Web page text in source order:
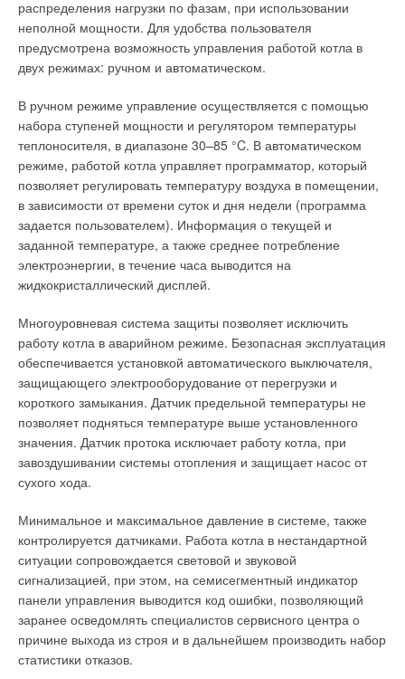
распределения нагрузки по фазам, при использовании
неполной мощности. Для удобства пользователя
предусмотрена возможность управления работой котла в
двух режимах: ручном и автоматическом.
В ручном режиме управление осуществляется с помощью
набора ступеней мощности и регулятором температуры
теплоносителя, в диапазоне 30–85 °C. В автоматическом
режиме, работой котла управляет программатор, который
позволяет регулировать температуру воздуха в помещении,
в зависимости от времени суток и дня недели (программа
задается пользователем). Информация о текущей и
заданной температуре, а также среднее потребление
электроэнергии, в течение часа выводится на
жидкокристаллический дисплей.
Многоуровневая система защиты позволяет исключить
работу котла в аварийном режиме. Безопасная эксплуатация
обеспечивается установкой автоматического выключателя,
защищающего электрооборудование от перегрузки и
короткого замыкания. Датчик предельной температуры не
позволяет подняться температуре выше установленного
значения. Датчик протока исключает работу котла, при
завоздушивании системы отопления и защищает насос от
сухого хода.
Минимальное и максимальное давление в системе, также
контролируется датчиками. Работа котла в нестандартной
ситуации сопровождается световой и звуковой
сигнализацией, при этом, на семисегментный индикатор
панели управления выводится код ошибки, позволяющий
заранее осведомлять специалистов сервисного центра о
причине выхода из строя и в дальнейшем производить набор
статистики отказов.
холодильной машины вместо АБХМ при соразмерных
параметрах ее максимальная электрическая мощность
составила бы 127 кВт, а уровень акустического шума при
максимальной скорости — 65 дБ(А).
При сменной работе в течение 12-ти часов в сутки
ежегодный экономический эффект от снижения
потребляемой электрической энергии составляет 864 тыс.
руб. при стоимости электроэнергии 3,6 руб/кВт⋅ч. В расчетах
принимается период эксплуатации холодильных машин с
апреля по сентябрь. Использование АБХМ для
кондиционирования и теплоснабжения дает возможность
осуществить их круглогодичную загрузку, упростить системы
холодои теплоснабжения, создать экономичные безопасные
и малошумные установки.
Целесообразность применения АБХМ полностью
обоснована только при использовании сбросной теплоты
(например, горячей воды). АБХМ совместно с
существующим котлом из-за невысокого холодильного
коэффициента (0,7–0,8) следует применять только после
подробного технико-экономического обоснования.
Использование теплоты котельных для комплексной
выработки охлажденной (7 °С) и горячей (70 °С) воды по
парокомпрессионную холодильную машину и водогрейную
установку со сжиганием органического топлива, дает
существенную экономию топлива, которая достигает 0,015–
0,116 т.у.т./ ГДж вырабатываемого холода.
Читайте по теме:
Ученые сделали вывод, что только повышенные
концентрации СO2 учащали приступы астмы у детей. Кстати,
респираторные инфекции и астма считаются основными
заболеваниями школьников. Если мы вспомним первичные
признаки ацидоза, то поймем, почему вялые и сонливые
школьники плохо воспринимают новый материал. Проблема
повышенного уровня СO2 характерна и для детских садов,
причем особенно для спален.
К счастью, у школьников каждые 45 минут бывает перемена,
на время которой их выгоняют из класса, а тихий час с
закрытыми окнами помещения — не очень длинный. Куда же
деться взрослым? Во многих учреждениях очень плохо
работает принудительная вентиляция — именно здесь
причина зашкаливания СO2. Пластиковые окна хорошо
изолируют тепло и звук, однако начисто лишают помещение
естественной вентиляции, превращая его в большой
целлофановый пакет.
Уровень углекислого газа в таком «пакете» очень быстро
нарастает. Есть здания, которые в специальной литературе
называют больными, а люди, работающие там, испытывают
синдром больного здания (СБЗ). У синдрома много
проявлений: раздражение слизистых оболочек, сухой
кашель, головная боль, снижение работоспособности,
воспаление глаз, заложенность носа, сложности с
концентрацией внимания.
Эта проблема знакома жителям ЕЭС, США, Канады и многих
других стран. Некоторые исследователи считают, что именно
углекислый газ — одна из главных причин развития СБЗ и
этот синдром появляется уже при его уровне свыше 800–
1000 ррm. Почему же решили, что виновник — углекислый